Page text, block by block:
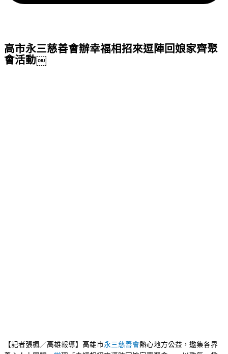
高市永三慈善會辦幸福相招來逗陣回娘家齊聚
會活動￼
【記者張楓／高雄報導】高雄市永三慈善會熱心地方公益，邀集各界